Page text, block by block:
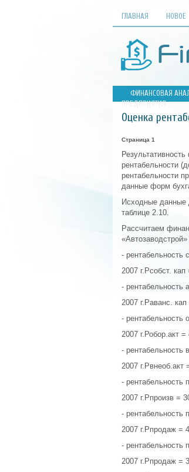
ГЛАВНАЯ НОВОЕ
ФИНАНСОВАЯ
ПРЕДПРИЯТИЯ
Оценка
Страница 1
рентабельности
рентабельности
данные форм
Исходные данные
таблице 2.10.
Рассчитаем
- рентабельность
2007 г.Рсобст.
- рентабельность
2007 г.Раванс.
- рентабельность
2007 г.Робор.акт
- рентабельность
2007
- рентабельность
2007 г.Рпроизв =
- рентабельность
2007 г.Рпродаж =
- рентабельность
2007 г.Рпродаж =